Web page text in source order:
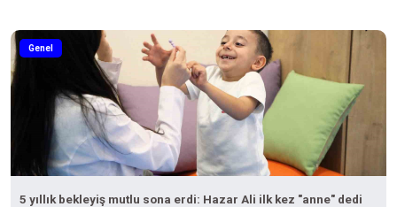
Genel
5 yıllık bekleyiş mutlu sona erdi: Hazar Ali ilk kez "anne" dedi